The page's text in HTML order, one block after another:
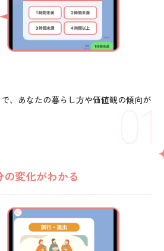
01
、あなたの暮らし方や価値観の傾向が
の変化がわかる